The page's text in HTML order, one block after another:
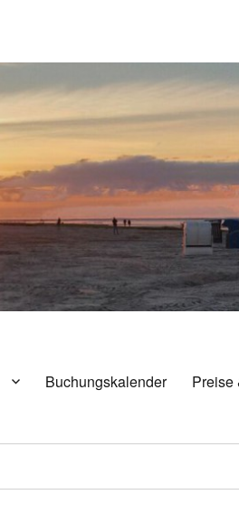
Buchungskalender Preise